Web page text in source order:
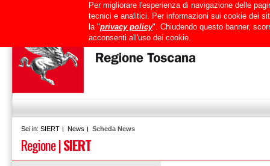
Mappa del sito RTRT Intranet
Sei in: SIERT News Scheda News
Regione|SIERT
Per migliorare l'esperienza di navigazione delle
tecnici e analitici. Per informazioni sui cookie dei
la "privacy policy". Chiudendo questo banner,
acconsenti all'uso dei cookie.